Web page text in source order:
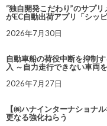
“独自開発こだわり”のサプ
がEC自動出荷アプリ「シッ
2026年7月30日
自動車船の荷役中断を抑制
入 ～自力走行できない車両
2026年7月27日
【㈱ハナインターナショナ
更なる強化ねらう